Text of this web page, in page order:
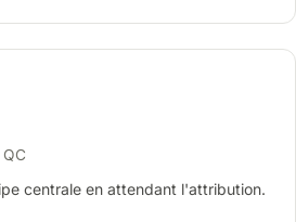
centrale en attendant l'attribution.